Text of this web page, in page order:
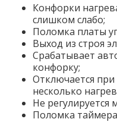
Конфорки
слишком слабо;
Поломка платы
Выход из строя
Срабатывает
конфорку;
Отключается
несколько
Не
Поломка